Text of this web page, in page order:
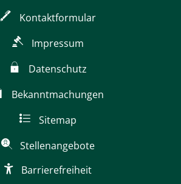
Kontaktformular
Impressum
Datenschutz
Bekanntmachungen
Sitemap
Stellenangebote
Barrierefreiheit